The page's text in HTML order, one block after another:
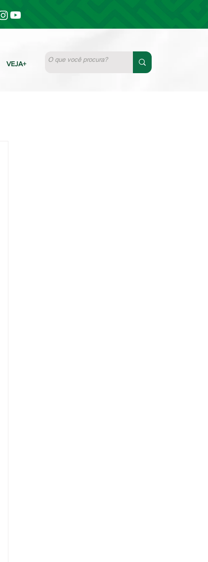
VEJA+